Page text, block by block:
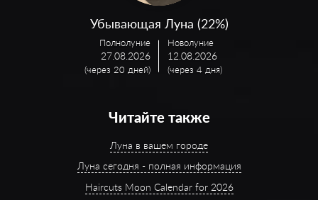
Убывающая Луна (22%)
Полнолуние
27.08.2026
(через 20 дней)
Новолуние
12.08.2026
(через 4 дня)
Читайте также
Луна в вашем городе
Луна сегодня - полная информация
Haircuts Moon Calendar for 2026